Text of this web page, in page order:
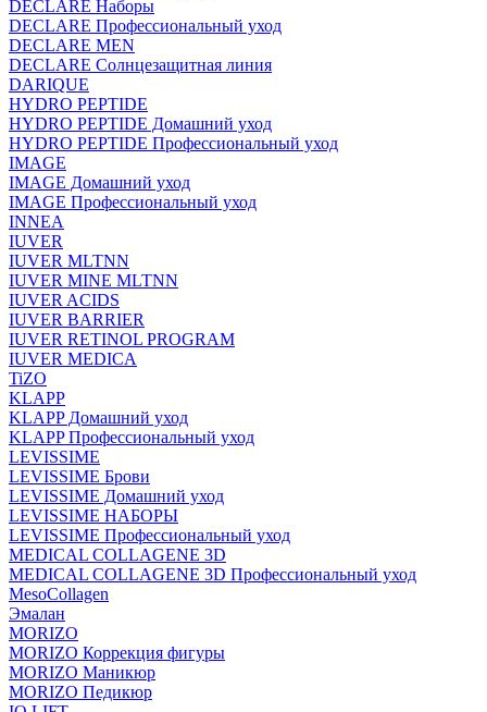
DECLARE Наборы
DECLARE Профессиональный уход
DECLARE MEN
DECLARE Солнцезащитная линия
DARIQUE
HYDRO PEPTIDE
HYDRO PEPTIDE Домашний уход
HYDRO PEPTIDE Профессиональный уход
IMAGE
IMAGE Домашний уход
IMAGE Профессиональный уход
INNEA
IUVER
IUVER MLTNN
IUVER MINE MLTNN
IUVER ACIDS
IUVER BARRIER
IUVER RETINOL PROGRAM
IUVER MEDICA
TiZO
KLAPP
KLAPP Домашний уход
KLAPP Профессиональный уход
LEVISSIME
LEVISSIME Брови
LEVISSIME Домашний уход
LEVISSIME НАБОРЫ
LEVISSIME Профессиональный уход
MEDICAL COLLAGENE 3D
MEDICAL COLLAGENE 3D Профессиональный уход
MesoCollagen
Эмалан
MORIZO
MORIZO Коррекция фигуры
MORIZO Маникюр
MORIZO Педикюр